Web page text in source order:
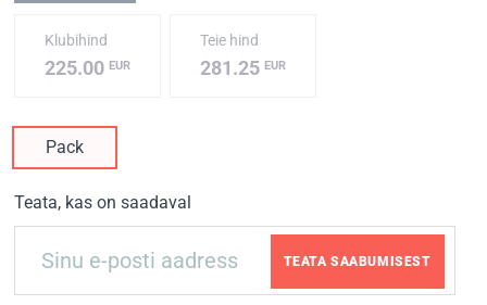
Klubihind
225.00 EUR
Teie hind
281.25EUR
Pack
Teata, kas on saadaval
TEATA SAABUMISEST